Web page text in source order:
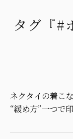
タグ『#
ネクタイの着こ
“緩め方”一つで